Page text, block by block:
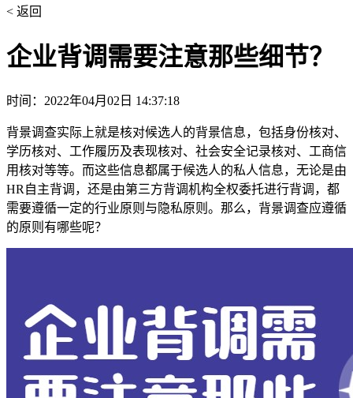
< 返回
企业背调需要注意那些细节？
时间：2022年04月02日 14:37:18
背景调查实际上就是核对候选人的背景信息，包括身份核对、
学历核对、工作履历及表现核对、社会安全记录核对、工商信
用核对等等。而这些信息都属于候选人的私人信息，无论是由
HR自主背调，还是由第三方背调机构全权委托进行背调，都
需要遵循一定的行业原则与隐私原则。那么，背景调查应遵循
的原则有哪些呢？